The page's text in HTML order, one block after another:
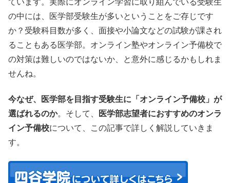
の中には、医学部受験生が多いということをご存じです
か？受験科目数が多く、面接や小論文などの試験が課され
ることもある医学部。オンライン塾やオンライン予備校で
の対策は難しいのではないか、と意外に感じるかもしれま
せんね。
今なぜ、医学部を目指す受験生に「オンライン予備校」が
選ばれるのか。そして、
医学部志望者におすすめのオンラ
イン予備校について、この記事で詳しく解説していきま
す。